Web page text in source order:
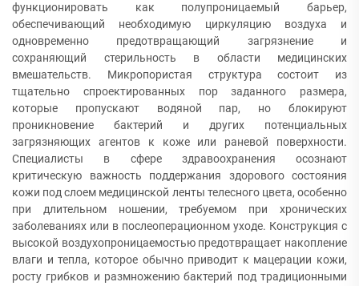
функционировать как полупроницаемый барьер,
обеспечивающий необходимую циркуляцию воздуха и
одновременно предотвращающий загрязнение и
сохраняющий стерильность в области медицинских
вмешательств. Микропористая структура состоит из
тщательно спроектированных пор заданного размера,
которые пропускают водяной пар, но блокируют
проникновение бактерий и других потенциальных
загрязняющих агентов к коже или раневой поверхности.
Специалисты в сфере здравоохранения осознают
критическую важность поддержания здорового состояния
кожи под слоем медицинской ленты телесного цвета, особенно
при длительном ношении, требуемом при хронических
заболеваниях или в послеоперационном уходе. Конструкция с
высокой воздухопроницаемостью предотвращает накопление
влаги и тепла, которое обычно приводит к мацерации кожи,
росту грибков и размножению бактерий под традиционными